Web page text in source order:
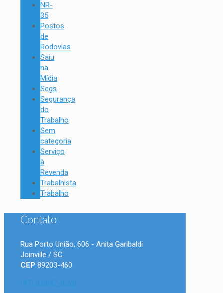
NR-
35
Postos
de
Rodovias
Saiu
na
Mídia
Segs
Segurança
do
Trabalho
Sem
categoria
Serviço
à
Revenda
Trabalhista
Trabalho
Contato
Rua Porto União, 606 - Anita Garibaldi
Joinville / SC
CEP 89203-460
(47) 9 8847-9520